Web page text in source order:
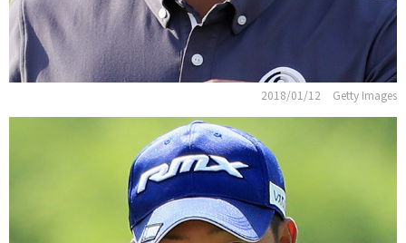
2018/01/12 Getty Images